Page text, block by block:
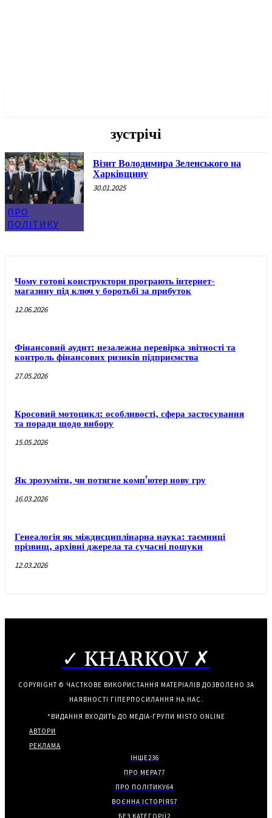
зустрічі
ПРО
ПОЛІТИКУ
Візит Володимира Зеленського на
Харківщину
30.01.2025
Чому готові конструктори програють інтернет-
магазину під ключ у боротьбі за прибуток
12.06.2026
Фінансовий аудит: незалежна перевірка звітності та
контроль фінансових ризиків підприємства
27.05.2026
Кросовий мотоцикл: особливості, сфера застосування
та поради щодо вибору
15.05.2026
Як зрозуміти, чи потягне комп’ютер нову гру
16.03.2026
Генеалогія як міждисциплінарна наука: таємниці
прізвищ, архівні джерела та сучасні пошуки
12.03.2026
✓ KHARKOV ✗
COPYRIGHT © ЧАСТКОВЕ ВИКОРИСТАННЯ МАТЕРІАЛІВ ДОЗВОЛЕНО ЗА
НАЯВНОСТІ ГІПЕРПОСИЛАННЯ НА НАС.
*ВИДАННЯ ВХОДИТЬ ДО МЕДІА-ГРУПИ MISTO ONLINE
АВТОРИ
РЕКЛАМА
ІНШЕ236
ПРО МЕРА77
ПРО ПОЛІТИКУ64
ВОЄННА ІСТОРІЯ57
БЕЗ КАТЕГОРІЇ2